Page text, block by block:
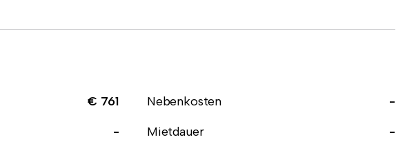
€ 761 Nebenkosten
-
- Mietdauer
-